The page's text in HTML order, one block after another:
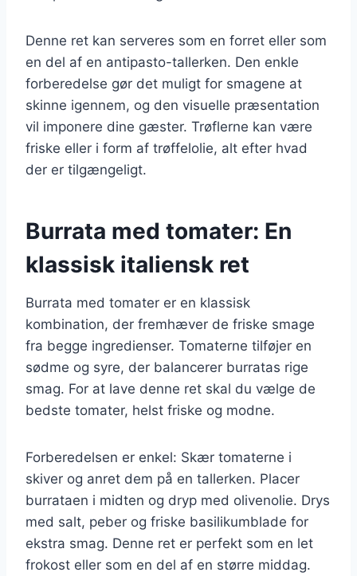
Denne ret kan serveres som en forret eller som
en del af en antipasto-tallerken. Den enkle
forberedelse gør det muligt for smagene at
skinne igennem, og den visuelle præsentation
vil imponere dine gæster. Trøflerne kan være
friske eller i form af trøffelolie, alt efter hvad
der er tilgængeligt.
Burrata med tomater: En
klassisk italiensk ret
Burrata med tomater er en klassisk
kombination, der fremhæver de friske smage
fra begge ingredienser. Tomaterne tilføjer en
sødme og syre, der balancerer burratas rige
smag. For at lave denne ret skal du vælge de
bedste tomater, helst friske og modne.
Forberedelsen er enkel: Skær tomaterne i
skiver og anret dem på en tallerken. Placer
burrataen i midten og dryp med olivenolie. Drys
med salt, peber og friske basilikumblade for
ekstra smag. Denne ret er perfekt som en let
frokost eller som en del af en større middag.